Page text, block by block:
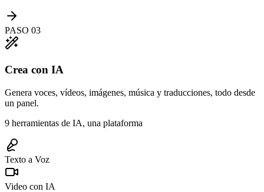
PASO 03
Crea con IA
Genera voces, vídeos, imágenes, música y traducciones, todo desde
un panel.
9 herramientas de IA, una plataforma
Texto a Voz
Video con IA